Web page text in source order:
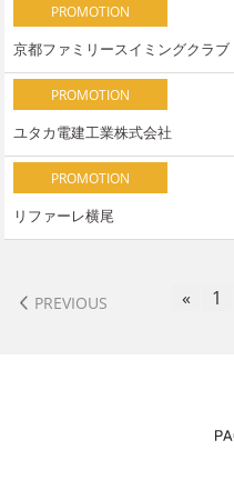
PROMOTION
京都ファミリースイミングクラブ
PROMOTION
ユタカ電建工業株式会社
PROMOTION
リファーレ横尾
PREVIOUS « 1